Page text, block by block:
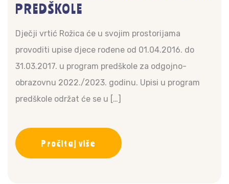
PREDŠKOLE
Dječji vrtić Rožica će u svojim prostorijama
provoditi upise djece rođene od 01.04.2016. do
31.03.2017. u program predškole za odgojno-
obrazovnu 2022./2023. godinu. Upisi u program
predškole održat će se u […]
Pročitaj više